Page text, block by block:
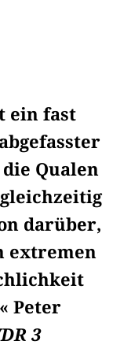
ein fast
Qualen
darüber,
extremen
Peter
3